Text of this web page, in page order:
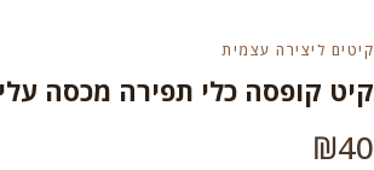
קיטים ליצירה עצמית
קיט קופסה כלי תפירה מכסה
₪40